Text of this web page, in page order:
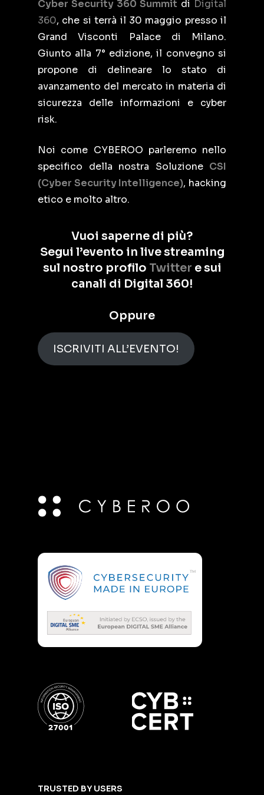
Cyber Security 360 Summit di Digital
360, che si terrà il 30 maggio presso il
Grand Visconti Palace di Milano.
Giunto alla 7° edizione, il convegno si
propone di delineare lo stato di
avanzamento del mercato in materia di
sicurezza delle informazioni e cyber
risk.
Noi come CYBEROO parleremo nello
specifico della nostra Soluzione CSI
(Cyber Security Intelligence), hacking
etico e molto altro.
Vuoi saperne di più?
Segui l’evento in live streaming
sul nostro profilo Twitter e sui
canali di Digital 360!
Oppure
ISCRIVITI ALL’EVENTO!
TRUSTED BY USERS